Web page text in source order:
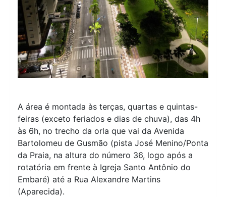
A área é montada às terças, quartas e quintas-
feiras (exceto feriados e dias de chuva), das 4h
às 6h, no trecho da orla que vai da Avenida
Bartolomeu de Gusmão (pista José Menino/Ponta
da Praia, na altura do número 36, logo após a
rotatória em frente à Igreja Santo Antônio do
Embaré) até a Rua Alexandre Martins
(Aparecida).